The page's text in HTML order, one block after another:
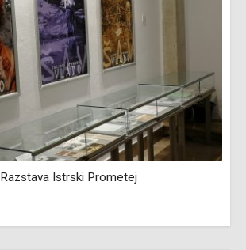
Razstava Istrski Prometej